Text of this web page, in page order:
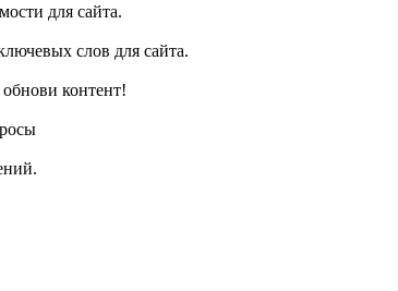
для сайта.
слов для сайта.
контент!